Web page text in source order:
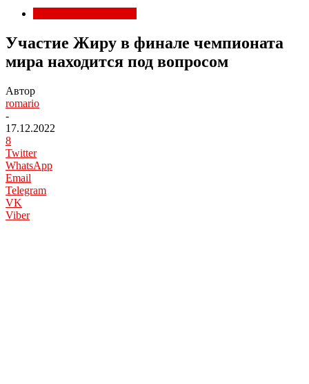
Участие Жиру в финале чемпионата
мира находится под вопросом
Автор
romario
-
17.12.2022
8
Twitter
WhatsApp
Email
Telegram
VK
Viber